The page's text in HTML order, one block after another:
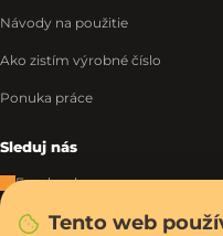
Tento web
Návody na použitie
Ako zistím výrobné číslo
Ponuka práce
Sleduj nás
Facebook
Instagram